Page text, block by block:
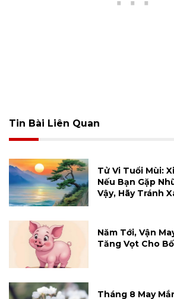
Tin Bài Liên Quan
Tử Vi Tuổi Mùi:
Nếu Bạn Gặp
Vậy, Hãy Tránh
Năm Tới, Vận
Tăng Vọt Cho
Tháng 8 May